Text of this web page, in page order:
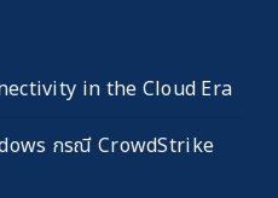
in the Cloud Era
กรณี CrowdStrike